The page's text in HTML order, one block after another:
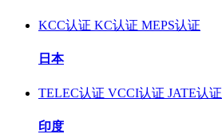
KCC认证 KC认证 MEPS认证
日本
TELEC认证 VCCI认证 JATE认证
印度